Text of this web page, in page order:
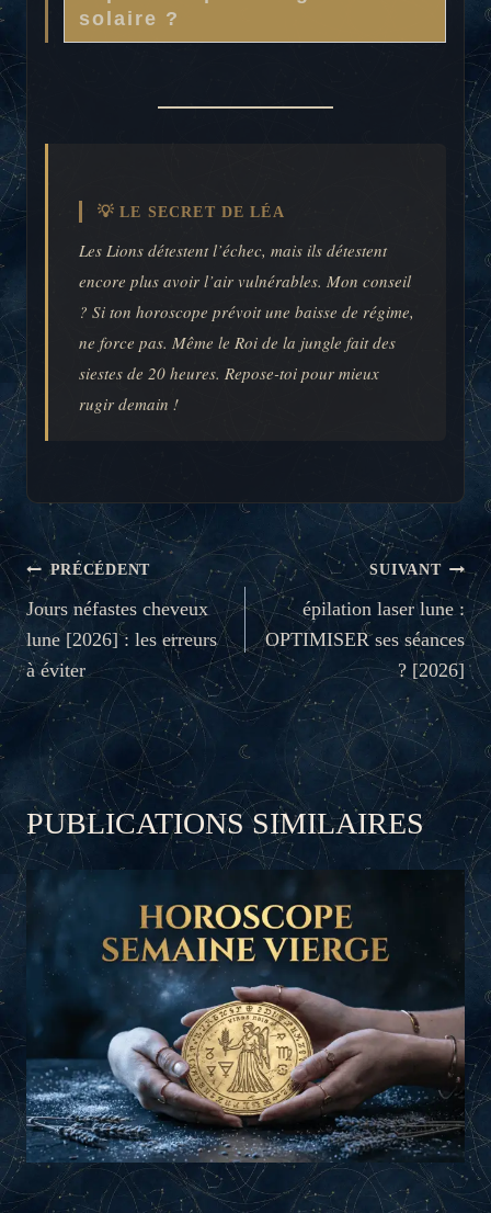
solaire ?
💡 LE SECRET DE LÉA
Les Lions détestent l’échec, mais ils détestent
encore plus avoir l’air vulnérables. Mon conseil
? Si ton horoscope prévoit une baisse de régime,
ne force pas. Même le Roi de la jungle fait des
siestes de 20 heures. Repose-toi pour mieux
rugir demain !
NAVIGATION
DE
L’ARTICLE
PRÉCÉDENT
Jours néfastes cheveux
lune [2026] : les erreurs
à éviter
SUIVANT
épilation laser lune :
OPTIMISER ses séances
? [2026]
PUBLICATIONS SIMILAIRES